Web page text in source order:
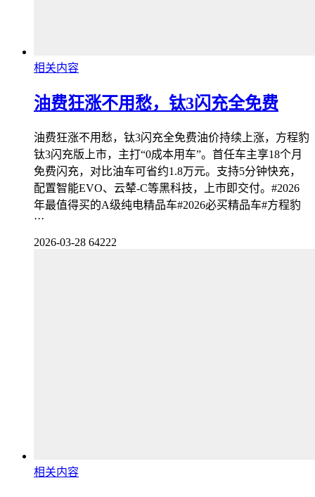
相关内容
油费狂涨不用愁，钛3闪充全免费
油费狂涨不用愁，钛3闪充全免费油价持续上涨，方程豹
钛3闪充版上市，主打“0成本用车”。首任车主享18个月
免费闪充，对比油车可省约1.8万元。支持5分钟快充，
配置智能EVO、云辇-C等黑科技，上市即交付。#2026
年最值得买的A级纯电精品车#2026必买精品车#方程豹
···
2026-03-28 64222
相关内容